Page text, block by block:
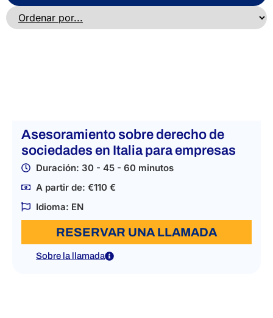
Asesoramiento sobre derecho de
sociedades en Italia para empresas
Duración: 30 - 45 - 60 minutos
A partir de: €110 €
Idioma: EN
RESERVAR UNA LLAMADA
Sobre la llamada